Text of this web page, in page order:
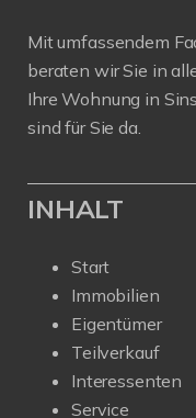
Mit umfassendem
beraten wir Sie in
Ihre Wohnung in
sind für Sie da.
INHALT
Start
Immobilien
Eigentümer
Teilverkauf
Interessenten
Service